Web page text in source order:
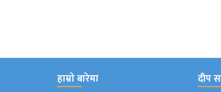
हाम्राे बारेमा दीप